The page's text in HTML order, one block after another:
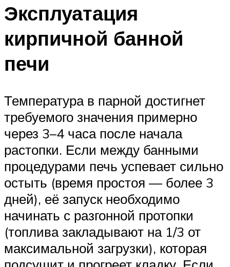
Эксплуатация
кирпичной банной
печи
Температура в парной достигнет
требуемого значения примерно
через 3–4 часа после начала
растопки. Если между банными
процедурами печь успевает сильно
остыть (время простоя — более 3
дней), её запуск необходимо
начинать с разгонной протопки
(топлива закладывают на 1/3 от
максимальной загрузки), которая